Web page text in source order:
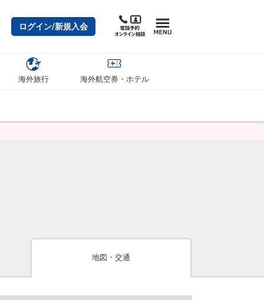
ログイン/新規入会
海外旅行 海外航空券・ホテル
地図・交通